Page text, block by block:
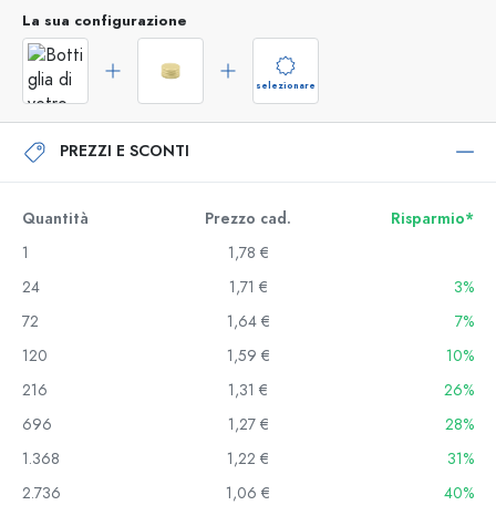
La sua configurazione
selezionare
PREZZI E SCONTI
Quantità Prezzo cad.
Risparmio*
1
1,78 €
24
1,71 €
3%
72
1,64 €
7%
120
1,59 €
10%
216
1,31 €
26%
696
1,27 €
28%
1.368
1,22 €
31%
2.736
1,06 € 40%